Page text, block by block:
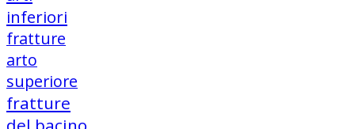
inferiori
fratture
arto
superiore
fratture